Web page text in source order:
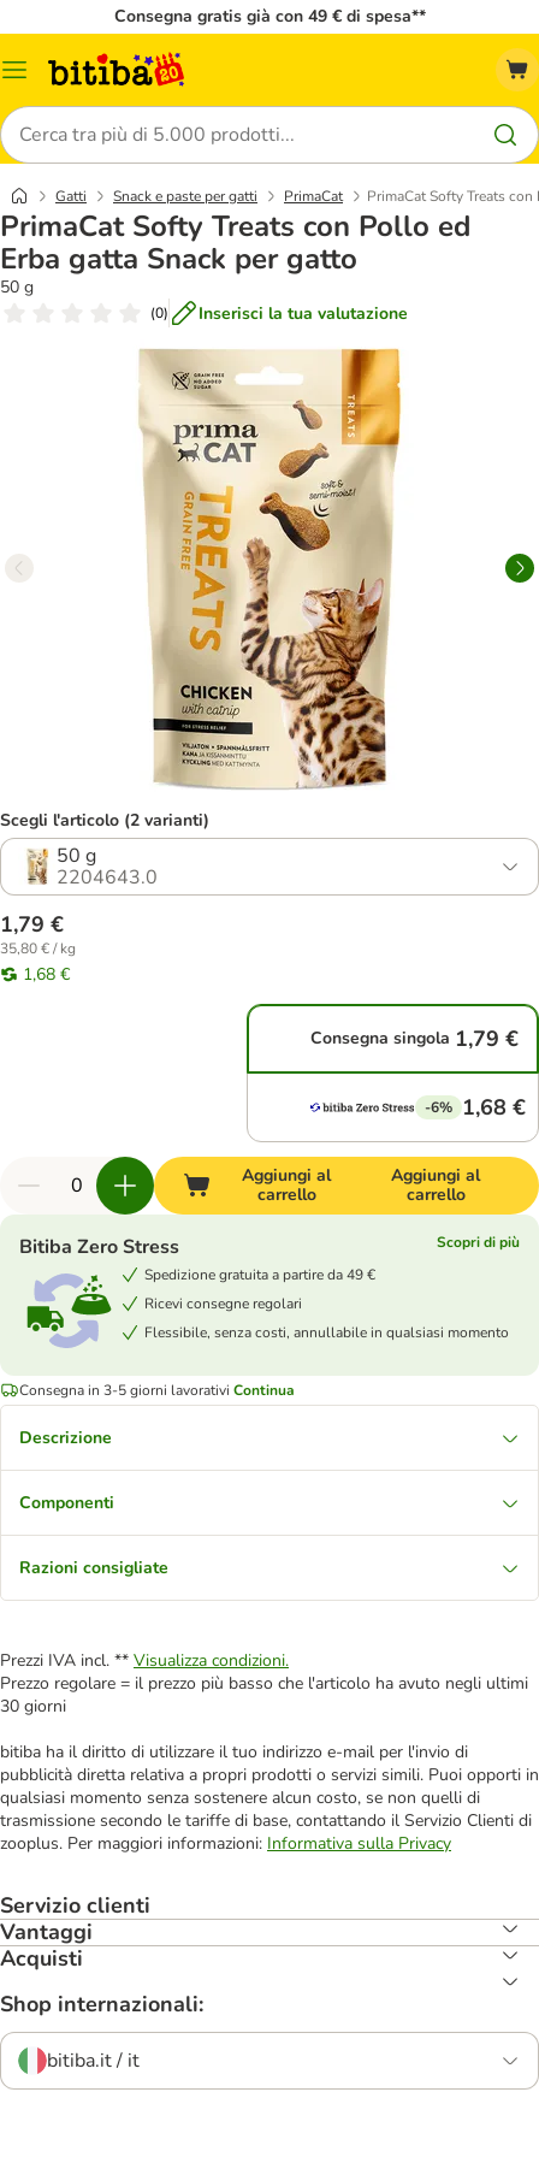
Consegna gratis già con 49 € di spesa**
Overview
Cerca
Gatti Snack e paste per gatti PrimaCat PrimaCat Softy Treats
PrimaCat Softy Treats con Pollo ed
Erba gatta Snack per gatto
50 g
(0) Inserisci la tua valutazione
Scegli l'articolo (2 varianti)
50 g
2204643.0
1,79 €
35,80 € / kg
1,68 €
Consegna singola 1,79 €
-6% 1,68 €
Aggiungi al
carrello
Aggiungi al
carrello
Bitiba Zero Stress
Scopri di più
Spedizione gratuita a partire da 49 €
Ricevi consegne regolari
Flessibile, senza costi, annullabile in qualsiasi momento
Consegna in 3-5 giorni lavorativi Continua
Descrizione
Componenti
Razioni consigliate
Prezzi IVA incl. ** Visualizza condizioni.
Prezzo regolare = il prezzo più basso che l'articolo ha avuto negli ultimi
30 giorni
bitiba ha il diritto di utilizzare il tuo indirizzo e-mail per l'invio di
pubblicità diretta relativa a propri prodotti o servizi simili. Puoi opporti in
qualsiasi momento senza sostenere alcun costo, se non quelli di
trasmissione secondo le tariffe di base, contattando il Servizio Clienti di
zooplus. Per maggiori informazioni: Informativa sulla Privacy
Servizio clienti
Vantaggi
Acquisti
Shop internazionali:
bitiba.it / it